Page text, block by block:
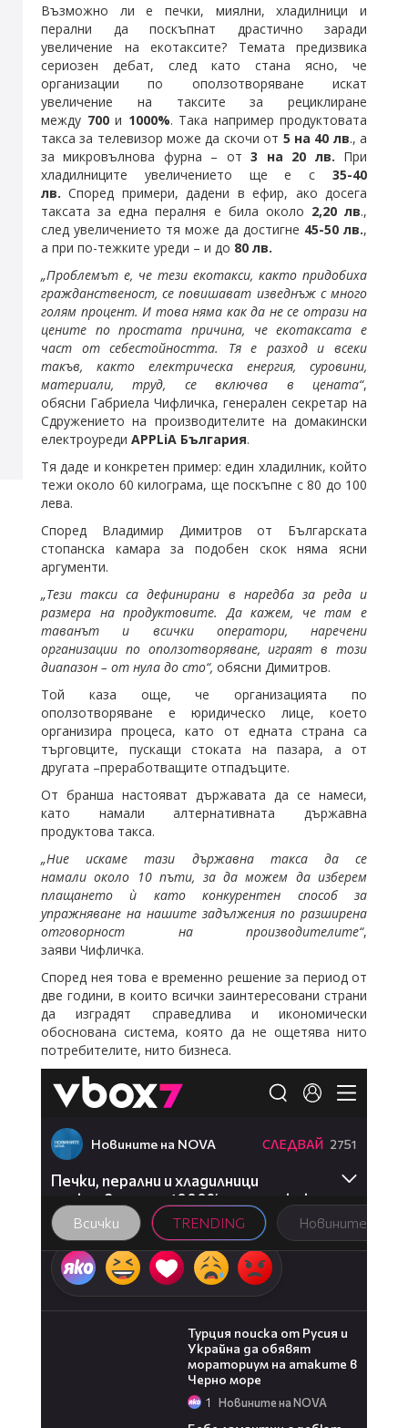
Възможно ли е печки, миялни, хладилници и
перални да поскъпнат драстично заради
увеличение на екотаксите? Темата предизвика
сериозен дебат, след като стана ясно, че
организации по оползотворяване искат
увеличение на таксите за рециклиране
между 700и 1000%. Така например продуктовата
такса за телевизор може да скочи от 5 на 40 лв., а
за микровълнова фурна – от3 на 20 лв. При
хладилниците увеличението ще е с 35-40
лв. Според примери, дадени в ефир, ако досега
таксата за една пералня е била около 2,20 лв.,
след увеличението тя може да достигне 45-50 лв.,
а при по-тежките уреди – и до 80 лв.
„Проблемът е, че тези екотакси, както придобиха
гражданственост, се повишават изведнъж с много
голям процент. И това няма как да не се отрази на
цените по простата причина, че екотаксата е
част от себестойността. Тя е разход и всеки
такъв, както електрическа енергия, суровини,
материали, труд, се включва в цената“,
обясни Габриела Чифличка, генерален секретар на
Сдружението на производителите на домакински
електроуреди APPLiA България.
Тя даде и конкретен пример: един хладилник, който
тежи около 60 килограма, ще поскъпне с 80 до 100
лева.
Според Владимир Димитров от Българската
стопанска камара за подобен скок няма ясни
аргументи.
„Тези такси са дефинирани в наредба за реда и
размера на продуктовите. Да кажем, че там е
таванът и всички оператори, наречени
организации по оползотворяване, играят в този
диапазон – от нула до сто“, обясни Димитров.
Той каза още, че организацията по
оползотворяване е юридическо лице, което
организира процеса, като от едната страна са
търговците, пускащи стоката на пазара, а от
другата –преработващите отпадъците.
От бранша настояват държавата да се намеси,
като намали алтернативната държавна
продуктова такса.
„Ние искаме тази държавна такса да се
намали около 10 пъти, за да можем да изберем
плащането ѝ като конкурентен способ за
упражняване на нашите задължения по разширена
отговорност на производителите“,
заяви Чифличка.
Според нея това е временно решение за период от
две години, в които всички заинтересовани страни
да изградят справедлива и икономически
обоснована система, която да не ощетява нито
потребителите, нито бизнеса.